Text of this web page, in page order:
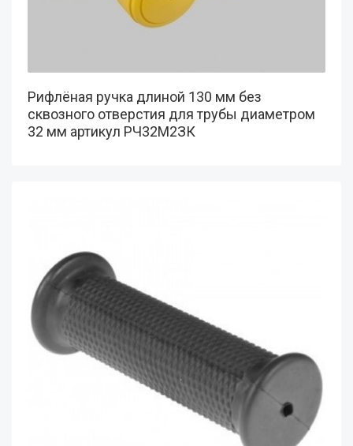
Рифлёная ручка длиной 130 мм без
сквозного отверстия для трубы диаметром
32 мм артикул РЧ32М2ЗК